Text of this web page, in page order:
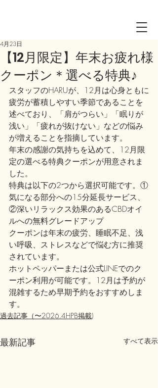
【12月限定】年末お疲れ様
クーポン＊選べる特典♪
4月23日
スタッフのHARUが、12月は心身ともに
疲労が蓄積しやすい季節であることを
述べており、「肩がつらい」「眠りが
浅い」「疲れが抜けない」などの悩み
が増えることを指摘しています。
年末の感謝の気持ちを込めて、12月限
定の選べる特典クーポンが用意されま
した。
特典は以下の2つから選択可能です。①
気になる部分への15分延長サービス、
②深いリラックス効果のあるCBDオイ
ルへの無料グレードアップ
クーポンは年末の疲労、睡眠不足、浅
い呼吸、ストレスなどで悩む方に推奨
されています。
ホットペッパーまたは公式LINEでのク
ーポン利用が可能です。12月は予約が
混雑するため早期予約をおすすめしま
す。
過去記事（〜2026.4HPB掲載)
最新記事 すべて表示